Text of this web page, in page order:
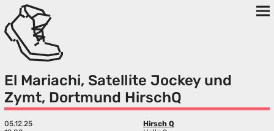
El Mariachi, Satellite Jockey und
Zymt, Dortmund HirschQ
05.12.25
Hirsch Q